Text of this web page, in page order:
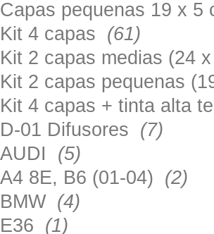
Capas pequenas 19 x 5
Kit 4 capas (61)
Kit 2 capas medias (24
Kit 2 capas pequenas
Kit 4 capas + tinta alta
D-01 Difusores (7)
AUDI (5)
A4 8E, B6 (01-04) (2)
BMW (4)
E36 (1)